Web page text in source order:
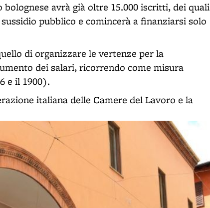
avrà già oltre 15.000 iscritti, dei quali
pubblico e comincerà a finanziarsi solo
di organizzare le vertenze per la
dei salari, ricorrendo come misura
e il 1900).
italiana delle Camere del Lavoro e la